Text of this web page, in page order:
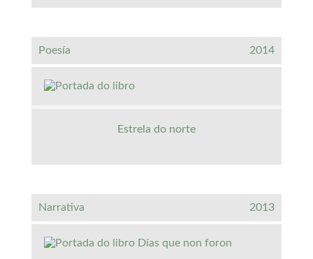
Poesía 2014
Estrela do norte
Narrativa 2013